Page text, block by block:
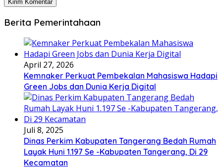
Berita Pemerintahaan
April 27, 2026
Kemnaker Perkuat Pembekalan Mahasiswa Hadapi
Green Jobs dan Dunia Kerja Digital
Juli 8, 2025
Dinas Perkim Kabupaten Tangerang Bedah Rumah
Layak Huni 1.197 Se -Kabupaten Tangerang, Di 29
Kecamatan